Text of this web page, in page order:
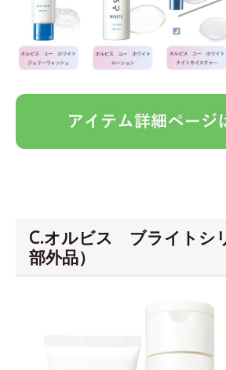
C.オルビス ブライトシ
部外品）